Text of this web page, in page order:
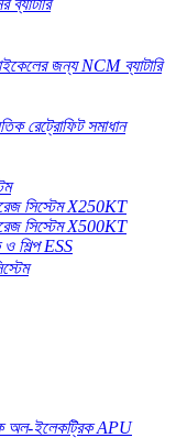
জন্য NCM ব্যাটারি
রেট্রোফিট সমাধান
সিস্টেম X250KT
সিস্টেম X500KT
ও শিল্প ESS
অল-ইলেকট্রিক APU